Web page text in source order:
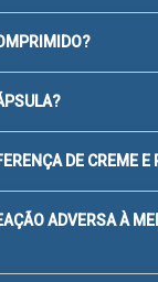
DE CREME
ADVERSA À